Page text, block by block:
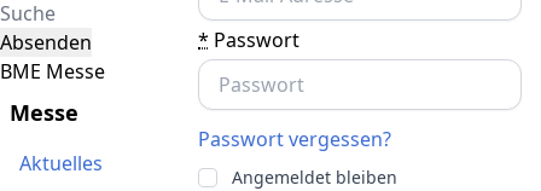
* Passwort
Passwort vergessen?
Angemeldet bleiben
Absenden
BME Messe
Messe
Aktuelles